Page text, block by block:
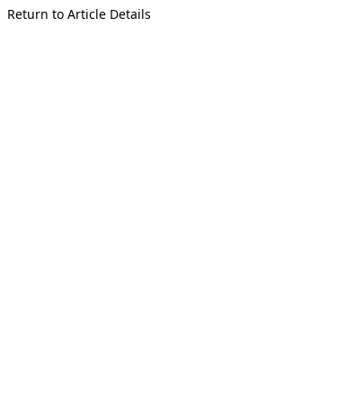
Return to Article Details